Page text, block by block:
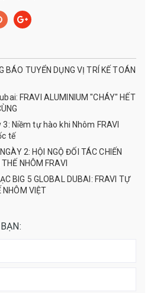
BÁO TUYỂN DỤNG VỊ TRÍ KẾ TOÁN
FRAVI ALUMINIUM "CHÁY" HẾT
Niềm tự hào khi Nhôm FRAVI
tế
2: HỘI NGỘ ĐỐI TÁC CHIẾN
NHÔM FRAVI
BIG 5 GLOBAL DUBAI: FRAVI TỰ
NHÔM VIỆT